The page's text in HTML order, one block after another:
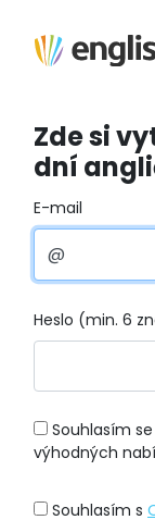
Zde si
dní
E-mail
Heslo (min. 6
Souhlasím
výhodných
Souhlasím s